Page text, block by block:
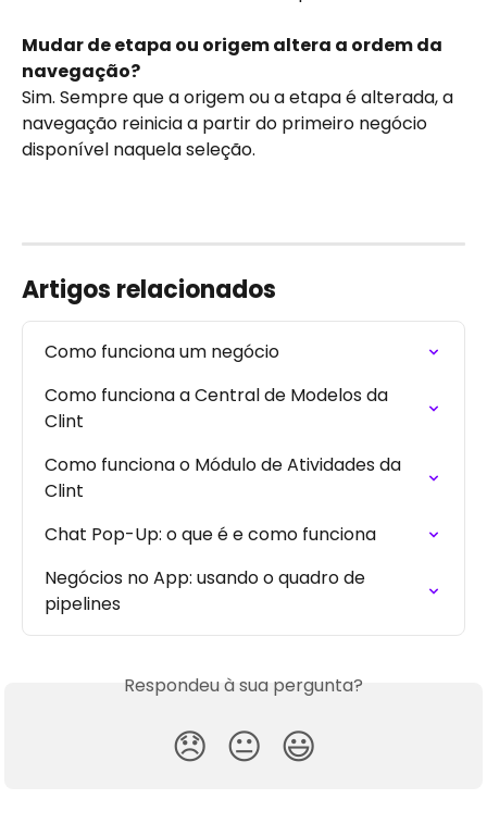
Mudar de etapa ou origem altera a ordem da
navegação?
Sim. Sempre que a origem ou a etapa é alterada, a
navegação reinicia a partir do primeiro negócio
disponível naquela seleção.
Artigos relacionados
Como funciona um negócio
Como funciona a Central de Modelos da
Clint
Como funciona o Módulo de Atividades da
Clint
Chat Pop-Up: o que é e como funciona
Negócios no App: usando o quadro de
pipelines
Respondeu à sua pergunta?
😞 😐 😃